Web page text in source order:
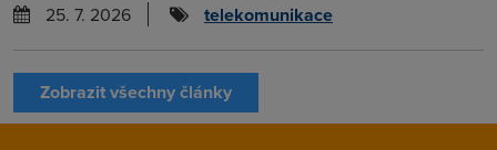
25. 7. 2026
telekomunikace
Zobrazit všechny články